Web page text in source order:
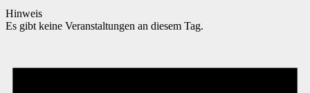
Hinweis
Es gibt keine Veranstaltungen an diesem Tag.